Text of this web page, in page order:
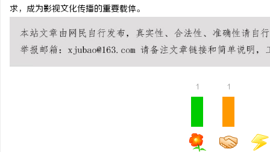
求，成为影视文化传播的重要载体。
1 1